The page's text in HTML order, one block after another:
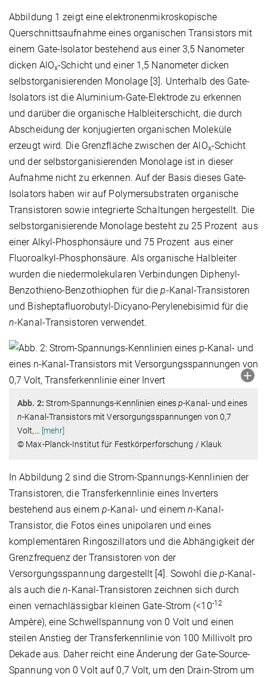
Abbildung 1 zeigt eine elektronenmikroskopische
Querschnittsaufnahme eines organischen Transistors mit
einem Gate-Isolator bestehend aus einer 3,5 Nanometer
dicken AlOx-Schicht und einer 1,5 Nanometer dicken
selbstorganisierenden Monolage [3]. Unterhalb des Gate-
Isolators ist die Aluminium-Gate-Elektrode zu erkennen
und darüber die organische Halbleiterschicht, die durch
Abscheidung der konjugierten organischen Moleküle
erzeugt wird. Die Grenzfläche zwischen der AlOx-Schicht
und der selbstorganisierenden Monolage ist in dieser
Aufnahme nicht zu erkennen. Auf der Basis dieses Gate-
Isolators haben wir auf Polymersubstraten organische
Transistoren sowie integrierte Schaltungen hergestellt. Die
selbstorganisierende Monolage besteht zu 25 Prozent aus
einer Alkyl-Phosphonsäure und 75 Prozent aus einer
Fluoroalkyl-Phosphonsäure. Als organische Halbleiter
wurden die niedermolekularen Verbindungen Diphenyl-
Benzothieno-Benzothiophen für diep-Kanal-Transistoren
und Bisheptafluorobutyl-Dicyano-Perylenebisimid für die
n-Kanal-Transistoren verwendet.
Abb. 2: Strom-Spannungs-Kennlinien einesp-Kanal- und eines
n-Kanal-Transistors mit Versorgungsspannungen von 0,7
Volt,… [mehr]
© Max-Planck-Institut für Festkörperforschung / Klauk
In Abbildung 2 sind die Strom-Spannungs-Kennlinien der
Transistoren, die Transferkennlinie eines Inverters
bestehend aus einem p-Kanal- und einem n-Kanal-
Transistor, die Fotos eines unipolaren und eines
komplementären Ringoszillators und die Abhängigkeit der
Grenzfrequenz der Transistoren von der
Versorgungsspannung dargestellt [4]. Sowohl die p-Kanal-
als auch dien-Kanal-Transistoren zeichnen sich durch
einen vernachlässigbar kleinen Gate-Strom (<10-12
Ampère), eine Schwellspannung von 0 Volt und einen
steilen Anstieg der Transferkennlinie von 100 Millivolt pro
Dekade aus. Daher reicht eine Änderung der Gate-Source-
Spannung von 0 Volt auf 0,7 Volt, um den Drain-Strom um